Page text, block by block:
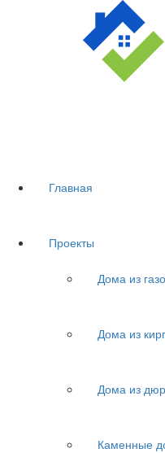
Главная
Проекты
Дома из
Дома из
Дома из
Каменные